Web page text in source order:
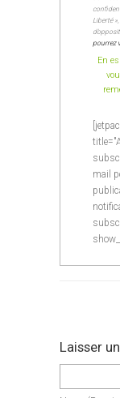
Liberté
pourrez
En
mail
Laisser